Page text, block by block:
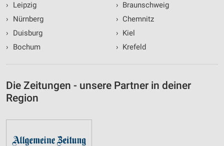
›
Leipzig
›
Nürnberg
›
Duisburg
›
Bochum
› Braunschweig
› Chemnitz
› Kiel
› Krefeld
Die Zeitungen - unsere Partner in deiner
Region